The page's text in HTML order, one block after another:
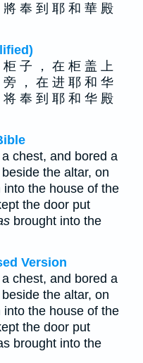
奉 到 耶 和 華 殿
子 ， 在 柜 盖 上
， 在 进 耶 和 华
奉 到 耶 和 华 殿
chest, and bored a
the altar, on
the house of the
the door put
brought into the
Version
chest, and bored a
the altar, on
the house of the
the door put
brought into the